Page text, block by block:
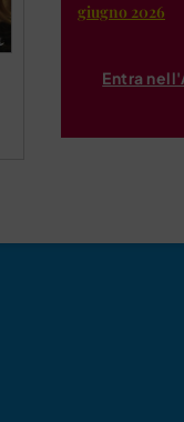
giugno 2026
Entra